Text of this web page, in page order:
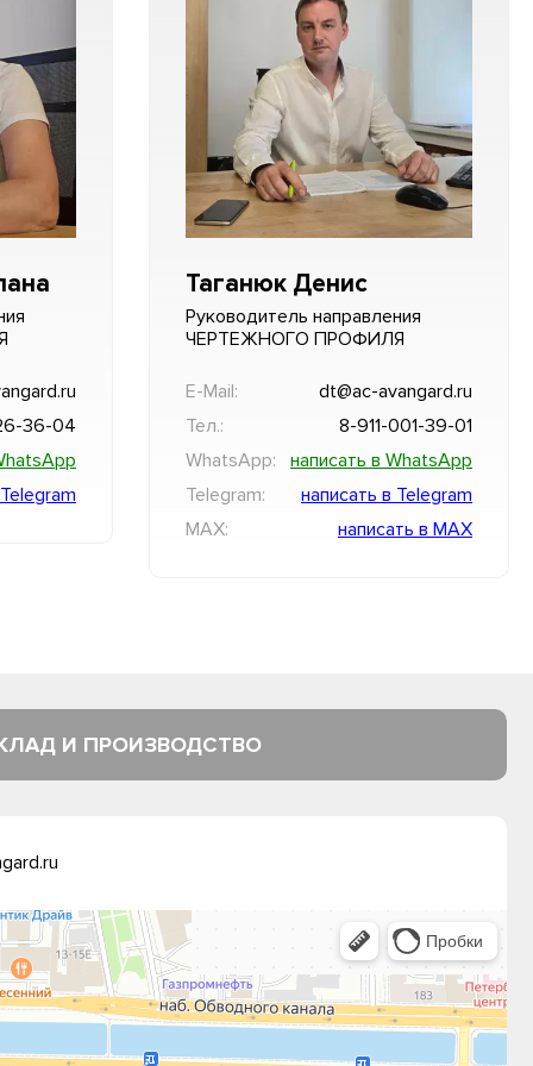
36-04
Таганюк Денис
Руководитель направления
ЧЕРТЕЖНОГО ПРОФИЛЯ
E-Mail:
dt@ac-avangard.ru
Тел.:
8-911-001-39-01
WhatsApp:
написать в WhatsApp
Telegram:
написать в Telegram
MAX:
написать в MAX
И ПРОИЗВОДСТВО